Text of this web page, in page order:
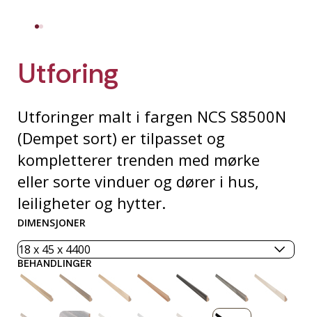
Utforing
Utforinger malt i fargen NCS S8500N
(Dempet sort) er tilpasset og
kompletterer trenden med mørke
eller sorte vinduer og dører i hus,
leiligheter og hytter.
DIMENSJONER
BEHANDLINGER